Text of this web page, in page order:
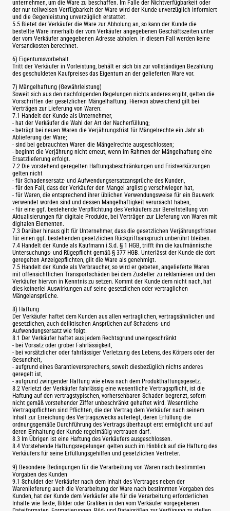
unternehmen, um die Ware zu beschaffen. Im Falle der Nichtverfügbarkeit oder
der nur teilweisen Verfügbarkeit der Ware wird der Kunde unverzüglich informiert
und die Gegenleistung unverzüglich erstattet.
5.5 Bietet der Verkäufer die Ware zur Abholung an, so kann der Kunde die
bestellte Ware innerhalb der vom Verkäufer angegebenen Geschäftszeiten unter
der vom Verkäufer angegebenen Adresse abholen. In diesem Fall werden keine
Versandkosten berechnet.
6) Eigentumsvorbehalt
Tritt der Verkäufer in Vorleistung, behält er sich bis zur vollständigen Bezahlung
des geschuldeten Kaufpreises das Eigentum an der gelieferten Ware vor.
7) Mängelhaftung (Gewährleistung)
Soweit sich aus den nachfolgenden Regelungen nichts anderes ergibt, gelten die
Vorschriften der gesetzlichen Mängelhaftung. Hiervon abweichend gilt bei
Verträgen zur Lieferung von Waren:
7.1 Handelt der Kunde als Unternehmer,
- hat der Verkäufer die Wahl der Art der Nacherfüllung;
- beträgt bei neuen Waren die Verjährungsfrist für Mängelrechte ein Jahr ab
Ablieferung der Ware;
- sind bei gebrauchten Waren die Mängelrechte ausgeschlossen;
- beginnt die Verjährung nicht erneut, wenn im Rahmen der Mängelhaftung eine
Ersatzlieferung erfolgt.
7.2 Die vorstehend geregelten Haftungsbeschränkungen und Fristverkürzungen
gelten nicht
- für Schadensersatz- und Aufwendungsersatzansprüche des Kunden,
- für den Fall, dass der Verkäufer den Mangel arglistig verschwiegen hat,
- für Waren, die entsprechend ihrer üblichen Verwendungsweise für ein Bauwerk
verwendet worden sind und dessen Mangelhaftigkeit verursacht haben,
- für eine ggf. bestehende Verpflichtung des Verkäufers zur Bereitstellung von
Aktualisierungen für digitale Produkte, bei Verträgen zur Lieferung von Waren mit
digitalen Elementen.
7.3 Darüber hinaus gilt für Unternehmer, dass die gesetzlichen Verjährungsfristen
für einen ggf. bestehenden gesetzlichen Rückgriffsanspruch unberührt bleiben.
7.4 Handelt der Kunde als Kaufmann i.S.d. § 1 HGB, trifft ihn die kaufmännische
Untersuchungs- und Rügepflicht gemäß § 377 HGB. Unterlässt der Kunde die dort
geregelten Anzeigepflichten, gilt die Ware als genehmigt.
7.5 Handelt der Kunde als Verbraucher, so wird er gebeten, angelieferte Waren
mit offensichtlichen Transportschäden bei dem Zusteller zu reklamieren und den
Verkäufer hiervon in Kenntnis zu setzen. Kommt der Kunde dem nicht nach, hat
dies keinerlei Auswirkungen auf seine gesetzlichen oder vertraglichen
Mängelansprüche.
8) Haftung
Der Verkäufer haftet dem Kunden aus allen vertraglichen, vertragsähnlichen und
gesetzlichen, auch deliktischen Ansprüchen auf Schadens- und
Aufwendungsersatz wie folgt:
8.1 Der Verkäufer haftet aus jedem Rechtsgrund uneingeschränkt
- bei Vorsatz oder grober Fahrlässigkeit,
- bei vorsätzlicher oder fahrlässiger Verletzung des Lebens, des Körpers oder der
Gesundheit,
- aufgrund eines Garantieversprechens, soweit diesbezüglich nichts anderes
geregelt ist,
- aufgrund zwingender Haftung wie etwa nach dem Produkthaftungsgesetz.
8.2 Verletzt der Verkäufer fahrlässig eine wesentliche Vertragspflicht, ist die
Haftung auf den vertragstypischen, vorhersehbaren Schaden begrenzt, sofern
nicht gemäß vorstehender Ziffer unbeschränkt gehaftet wird. Wesentliche
Vertragspflichten sind Pflichten, die der Vertrag dem Verkäufer nach seinem
Inhalt zur Erreichung des Vertragszwecks auferlegt, deren Erfüllung die
ordnungsgemäße Durchführung des Vertrags überhaupt erst ermöglicht und auf
deren Einhaltung der Kunde regelmäßig vertrauen darf.
8.3 Im Übrigen ist eine Haftung des Verkäufers ausgeschlossen.
8.4 Vorstehende Haftungsregelungen gelten auch im Hinblick auf die Haftung des
Verkäufers für seine Erfüllungsgehilfen und gesetzlichen Vertreter.
9) Besondere Bedingungen für die Verarbeitung von Waren nach bestimmten
Vorgaben des Kunden
9.1 Schuldet der Verkäufer nach dem Inhalt des Vertrages neben der
Warenlieferung auch die Verarbeitung der Ware nach bestimmten Vorgaben des
Kunden, hat der Kunde dem Verkäufer alle für die Verarbeitung erforderlichen
Inhalte wie Texte, Bilder oder Grafiken in den vom Verkäufer vorgegebenen